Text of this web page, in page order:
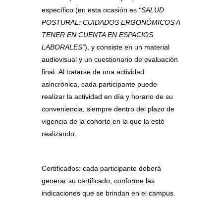
específico (en esta ocasión es “SALUD
POSTURAL: CUIDADOS ERGONÓMICOS A
TENER EN CUENTA EN ESPACIOS
LABORALES”), y consiste en un material
audiovisual y un cuestionario de evaluación
final Al tratarse de una actividad
asincrónica, cada participante puede
realizar la actividad en día y horario de su
conveniencia, siempre dentro del plazo de
vigencia de la cohorte en la que la esté
realizando.
Certificados: cada participante deberá
generar su certificado, conforme las
indicaciones que se brindan en el campus.